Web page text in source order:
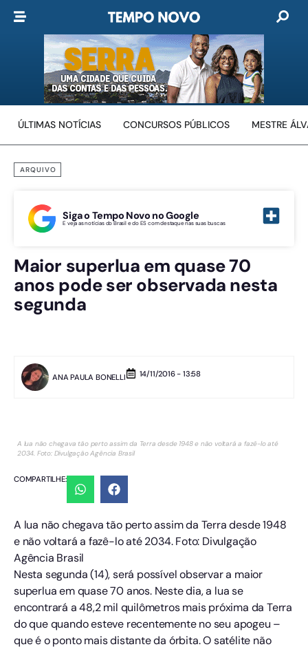
ÚLTIMAS NOTÍCIAS CONCURSOS PÚBLICOS MESTRE
ARQUIVO
Siga o Tempo Novo no Google
E veja as notícias do Brasil e do ES com destaque nas suas buscas
Maior superlua em quase 70
anos pode ser observada nesta
segunda
ANA PAULA BONELLI 14/11/2016 - 13:58
A lua não chegava tão perto assim da Terra desde 1948 e não voltará a fazê-lo até
2034. Foto: Divulgação Agência Brasil
COMPARTILHE:
A lua não chegava tão perto assim da Terra desde 1948
e não voltará a fazê-lo até 2034. Foto: Divulgação
Agência Brasil
Nesta segunda (14), será possível observar a maior
superlua em quase 70 anos. Neste dia, a lua se
encontrará a 48,2 mil quilômetros mais próxima da Terra
do que quando esteve recentemente no seu apogeu –
que é o ponto mais distante da órbita. O satélite não